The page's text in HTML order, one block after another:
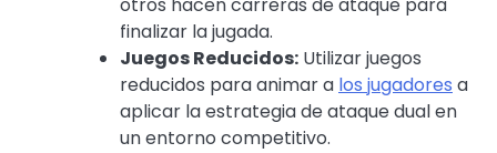
otros hacen carreras de ataque para
finalizar la jugada.
Juegos Reducidos: Utilizar juegos
reducidos para animar a los jugadores a
aplicar la estrategia de ataque dual en
un entorno competitivo.